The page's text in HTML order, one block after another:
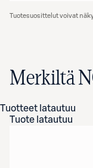
Tuotesuosittelut voivat
Merkiltä
Tuotteet latautuu
Tuote latautuu